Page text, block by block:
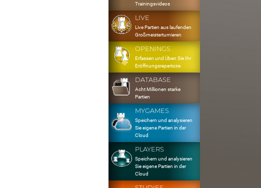
Trainingsvideos
LIVE
Live Partien aus laufenden
Großmeisterturnieren
OPENINGS
Erfassen und Üben Sie Ihr
Eröffnungsrepertoire
DATABASE
Acht Millionen starke
Partien
MYGAMES
Speichern und analysieren
Sie eigene Partien in der
Cloud
PLAYERS
Speichern und analysieren
Sie eigene Partien in der
Cloud